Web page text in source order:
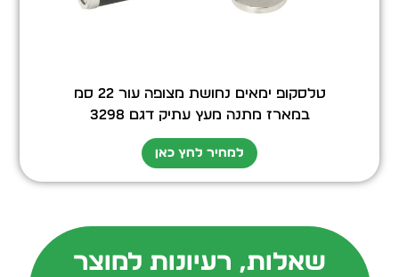
טלסקופ ימאים נחושת מצופה עור 22 סמ
במארז מתנה מעץ עתיק דגם 3298
למחיר לחץ כאן
שאלות, רעיונות למוצר